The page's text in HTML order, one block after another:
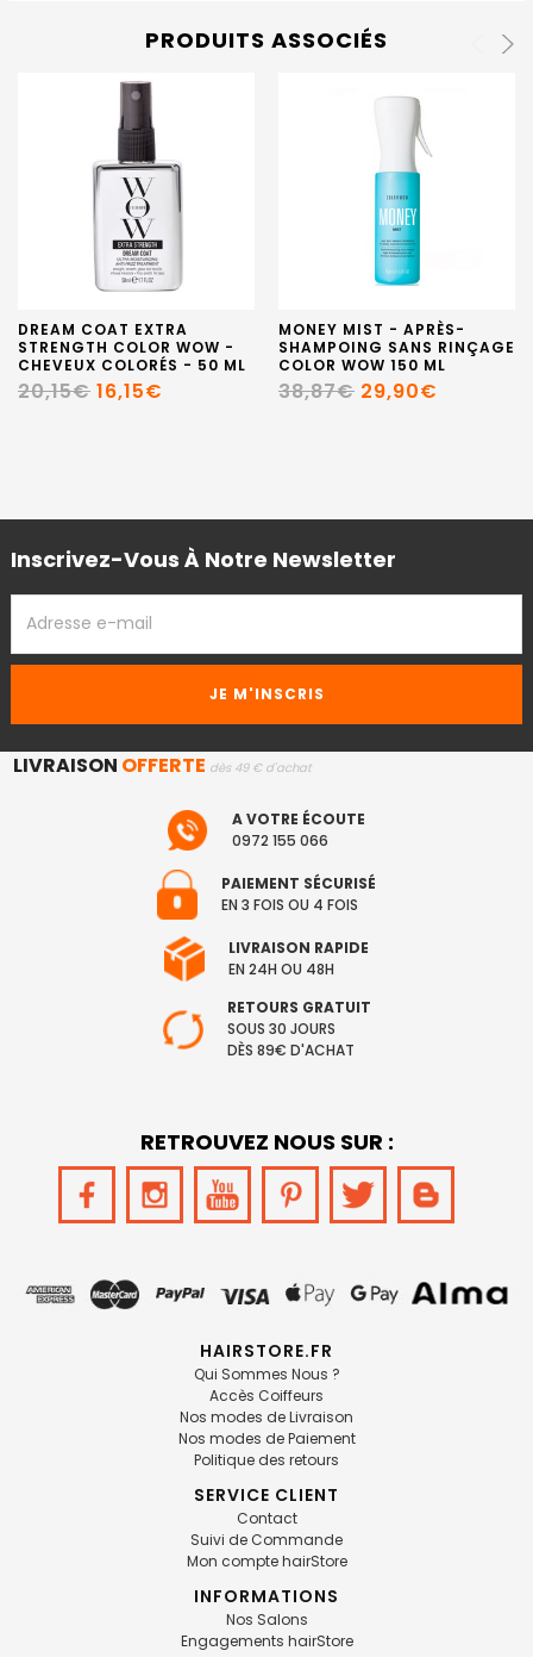
PRODUITS ASSOCIÉS
DREAM COAT EXTRA
STRENGTH COLOR WOW -
CHEVEUX COLORÉS - 50 ML
20,15€ 16,15€
MONEY MIST - APRÈS-
SHAMPOING SANS RINÇAGE
COLOR WOW 150 ML
38,87€ 29,90€
Inscrivez-Vous À Notre Newsletter
EMAIL
LIVRAISON OFFERTE dès 49 € d'achat
A VOTRE ÉCOUTE
0972 155 066
PAIEMENT SÉCURISÉ
EN 3 FOIS OU 4 FOIS
LIVRAISON RAPIDE
EN 24H OU 48H
RETOURS GRATUIT
SOUS 30 JOURS
DÈS 89€ D'ACHAT
RETROUVEZ NOUS SUR :
HAIRSTORE.FR
Qui Sommes Nous ?
Accès Coiffeurs
Nos modes de Livraison
Nos modes de Paiement
Politique des retours
SERVICE CLIENT
Contact
Suivi de Commande
Mon compte hairStore
INFORMATIONS
Nos Salons
Engagements hairStore